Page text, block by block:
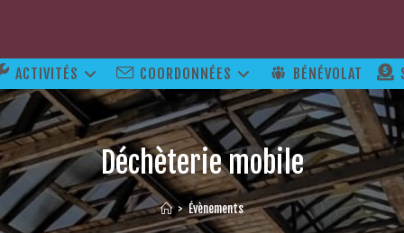
ACTIVITÉS COORDONNÉES BÉNÉVOLAT
Déchèterie mobile
> Évènements